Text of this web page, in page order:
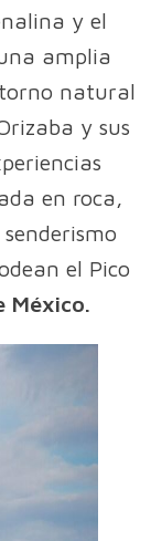
y el
amplia
natural
y sus
en roca,
el Pico
México.